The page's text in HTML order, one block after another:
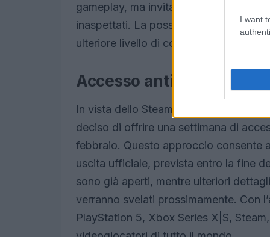
I want
gameplay, ma invita anche i giocatori
inaspettati. La possibilità di
ulteriore livello di coinvolgimento e
Accesso anticipato e
In vista dello Steam Next Fest, che si
deciso di offrire una settimana di
febbraio. Questo approccio consente
uscita ufficiale, prevista entro la fine
sono già aperti, mentre ulteriori
verranno svelati prossimamente. Con
PlayStation 5, Xbox Series X|S,